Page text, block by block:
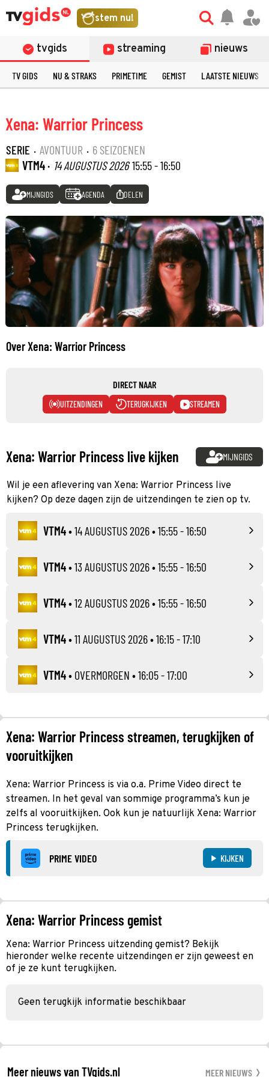
stem nu!
tvgids streaming nieuws
TV GIDS NU & STRAKS PRIMETIME GEMIST LAATSTE NIEUWS
Xena: Warrior Princess
SERIE · AVONTUUR · 6 SEIZOENEN
VTM4 · 14 AUGUSTUS 2026 15:55 - 16:50
MIJNGIDS AGENDA DELEN
Over Xena: Warrior Princess
DIRECT NAAR
UITZENDINGEN TERUGKIJKEN STREAMEN
Xena: Warrior Princess live kijken MIJNGIDS
Wil je een aflevering van Xena: Warrior Princess live
kijken? Op deze dagen zijn de uitzendingen te zien op tv.
VTM4•14 AUGUSTUS 2026• 15:55 - 16:50
VTM4•13 AUGUSTUS 2026• 15:55 - 16:50
VTM4•12 AUGUSTUS 2026• 15:55 - 16:50
VTM4•11 AUGUSTUS 2026• 16:15 - 17:10
VTM4• OVERMORGEN • 16:05 - 17:00
Xena: Warrior Princess streamen, terugkijken of
vooruitkijken
Xena: Warrior Princess is via o.a. Prime Video direct te
streamen. In het geval van sommige programma’s kun je
zelfs al vooruitkijken. Ook kun je natuurlijk Xena: Warrior
Princess terugkijken.
PRIME VIDEO KIJKEN
Xena: Warrior Princess gemist
Xena: Warrior Princess uitzending gemist? Bekijk
hieronder welke recente uitzendingen er zijn geweest en
of je ze kunt terugkijken.
Geen terugkijk informatie beschikbaar
Meer nieuws van TVgids.nl MEER NIEUWS